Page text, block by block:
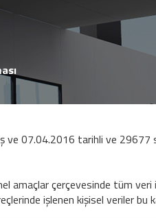
07.04.2016 tarihli ve 29677
amaçlar çerçevesinde tüm
işlenen kişisel veriler bu